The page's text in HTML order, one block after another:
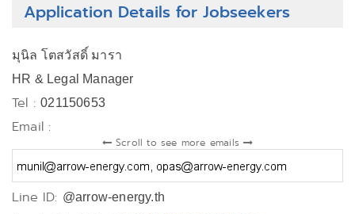
Application Details for Jobseekers
มุนิล โตสวัสดิ์ มารา
HR & Legal Manager
Tel :021150653
Email :
Scroll to see more emails
Line ID: @arrow-energy.th